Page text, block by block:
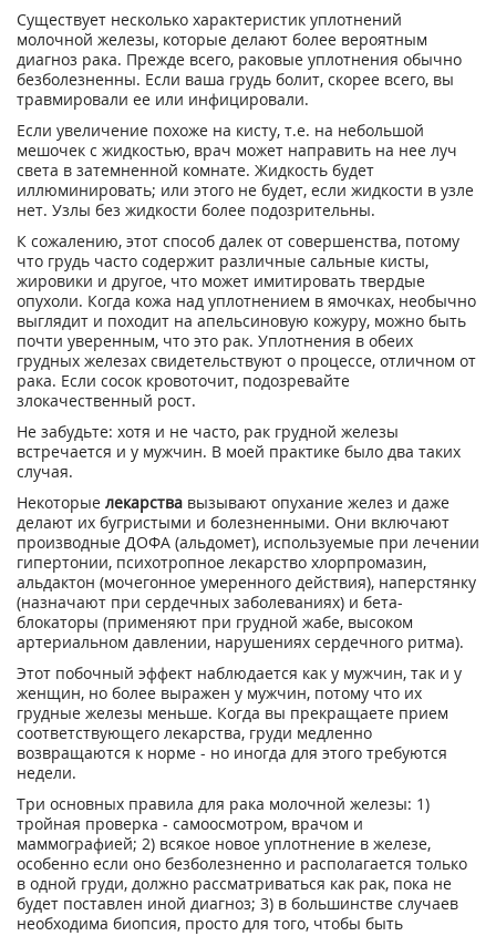
Существует несколько характеристик уплотнений
молочной железы, которые делают более вероятным
диагноз рака. Прежде всего, раковые уплотнения обычно
безболезненны. Если ваша грудь болит, скорее всего, вы
травмировали ее или инфицировали.
Если увеличение похоже на кисту, т.е. на небольшой
мешочек с жидкостью, врач может направить на нее луч
света в затемненной комнате. Жидкость будет
иллюминировать; или этого не будет, если жидкости в узле
нет. Узлы без жидкости более подозрительны.
К сожалению, этот способ далек от совершенства, потому
что грудь часто содержит различные сальные кисты,
жировики и другое, что может имитировать твердые
опухоли. Когда кожа над уплотнением в ямочках, необычно
выглядит и походит на апельсиновую кожуру, можно быть
почти уверенным, что это рак. Уплотнения в обеих
грудных железах свидетельствуют о процессе, отличном от
рака. Если сосок кровоточит, подозревайте
злокачественный рост.
Не забудьте: хотя и не часто, рак грудной железы
встречается и у мужчин. В моей практике было два таких
случая.
Некоторые лекарства вызывают опухание желез и даже
делают их бугристыми и болезненными. Они включают
производные ДОФА (альдомет), используемые при лечении
гипертонии, психотропное лекарство хлорпромазин,
альдактон (мочегонное умеренного действия), наперстянку
(назначают при сердечных заболеваниях) и бета-
блокаторы (применяют при грудной жабе, высоком
артериальном давлении, нарушениях сердечного ритма).
Этот побочный эффект наблюдается как у мужчин, так и у
женщин, но более выражен у мужчин, потому что их
грудные железы меньше. Когда вы прекращаете прием
соответствующего лекарства, груди медленно
возвращаются к норме - но иногда для этого требуются
недели.
Три основных правила для рака молочной железы: 1)
тройная проверка - самоосмотром, врачом и
маммографией; 2) всякое новое уплотнение в железе,
особенно если оно безболезненно и располагается только
в одной груди, должно рассматриваться как рак, пока не
будет поставлен иной диагноз; 3) в большинстве случаев
необходима биопсия, просто для того, чтобы быть